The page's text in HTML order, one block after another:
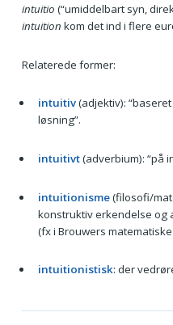
intuitio (“umiddelbart syn,
intuition kom det ind i flere
Relaterede former:
intuitiv(adjektiv):
løsning”.
intuitivt(adverbium): “på
intuitionisme(filosofi/
konstruktiv erkendelse og
(fx i Brouwers
intuitionistisk: der